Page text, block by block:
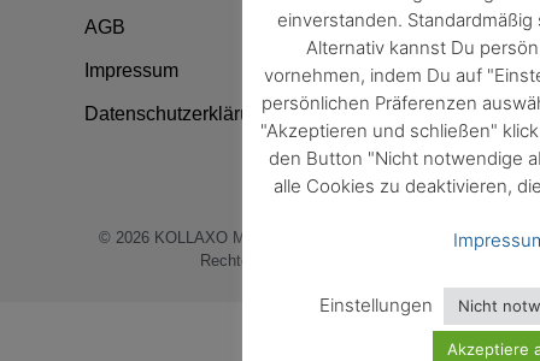
AGB
Impressum
Datenschutzerklärung
© 2026 KOLLAXO Markt und Medien GmbH
Rechte vorbehalten.
einverstanden.
Alternativ kannst Du
vornehmen, indem Du auf
persönlichen Präferenzen
"Akzeptieren und schließen"
den Button "Nicht notwendige
alle Cookies zu deaktivieren,
Einstellungen Nicht
Akzeptiere